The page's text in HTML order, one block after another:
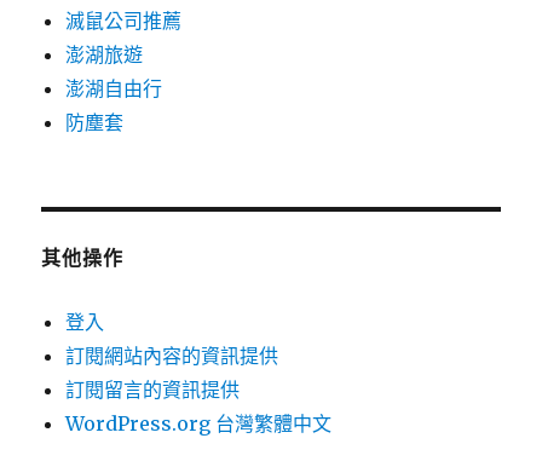
滅鼠公司推薦
澎湖旅遊
澎湖自由行
防塵套
其他操作
登入
訂閱網站內容的資訊提供
訂閱留言的資訊提供
WordPress.org 台灣繁體中文